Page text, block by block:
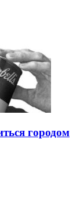
городом